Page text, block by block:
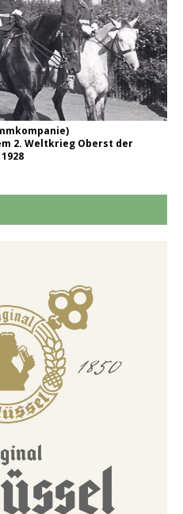
2. Weltkrieg Oberst der